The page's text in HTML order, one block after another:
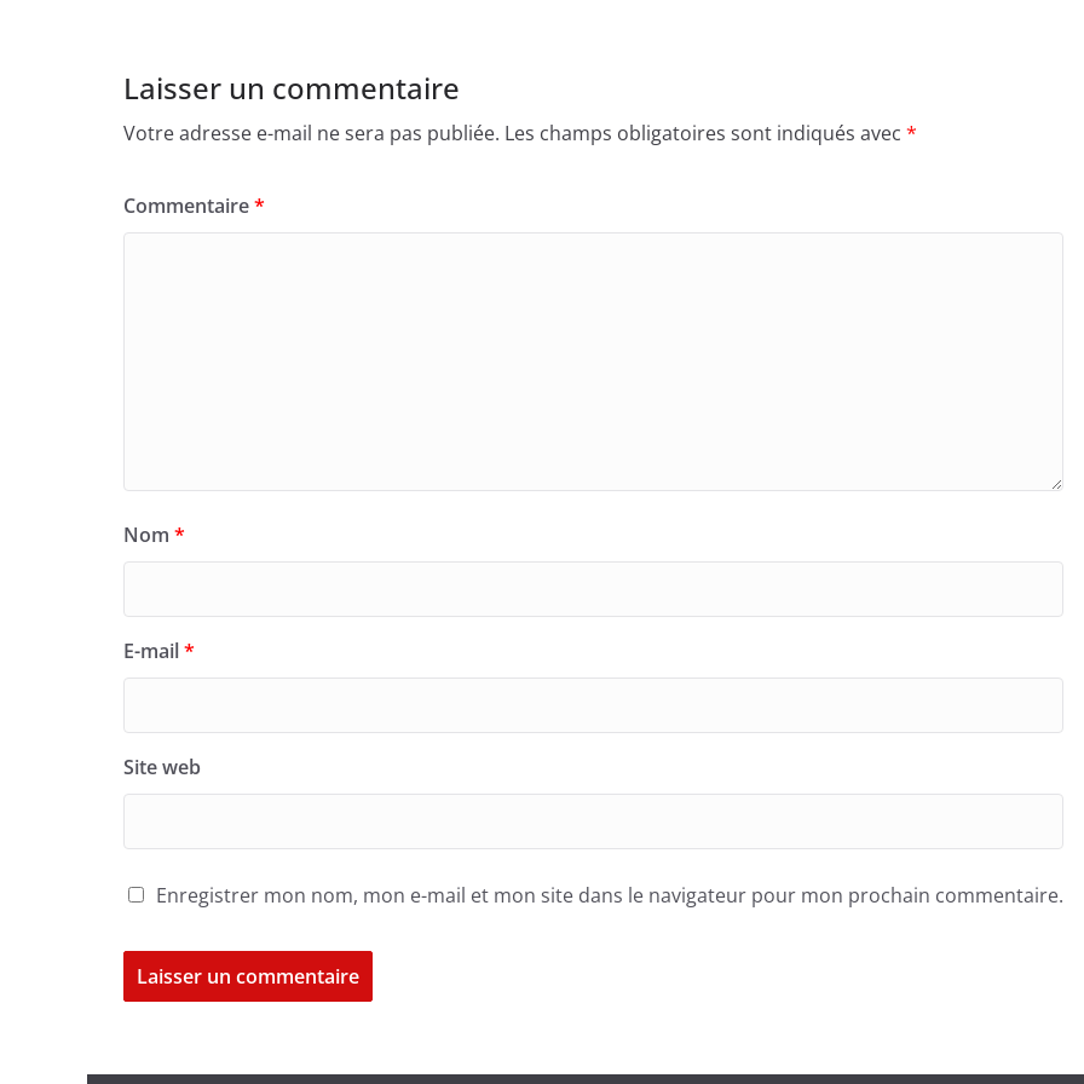
Laisser un commentaire
Votre adresse e-mail ne sera pas publiée. Les champs obligatoires sont indiqués avec *
Commentaire*
Nom *
E-mail*
Site web
Enregistrer mon nom, mon e-mail et mon site dans le navigateur pour mon prochain commentaire.